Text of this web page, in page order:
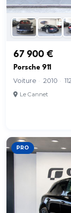
67 900 €
Porsche 911
Voiture · 2010 ·
Le Cannet
PRO